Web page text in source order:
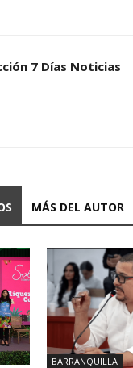
7 Días Noticias
MÁS DEL AUTOR
BARRANQUILLA